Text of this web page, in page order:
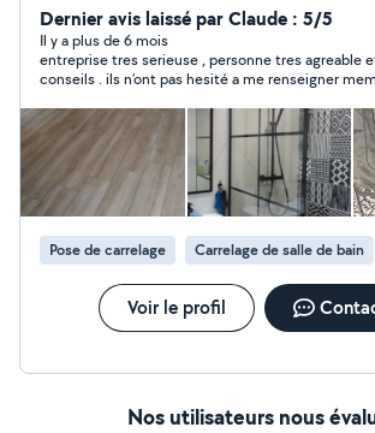
SOL ET MUR + CHAPE+MENUISERIE
NOTRE PROPRE EQUIPE DE POSE CREATION PROJET
EN 3D SALLE EXPO OUVERTE DU
SAMEDI 18H ADHERENT PLUS QUE PRO (AVIS CLIENTS
CLIENTS CONTROLES PAR PROCESS
20252)
Dernier avis laissé par Claude : 5/5
Il y a plus de 6 mois
entreprise tres serieuse , personne tres agreable
conseils . ils n’ont pas hesité a me renseigner
recommande vivement
Pose de carrelage Carrelage de salle de bain
Voir le profil
Nos utilisateurs nous